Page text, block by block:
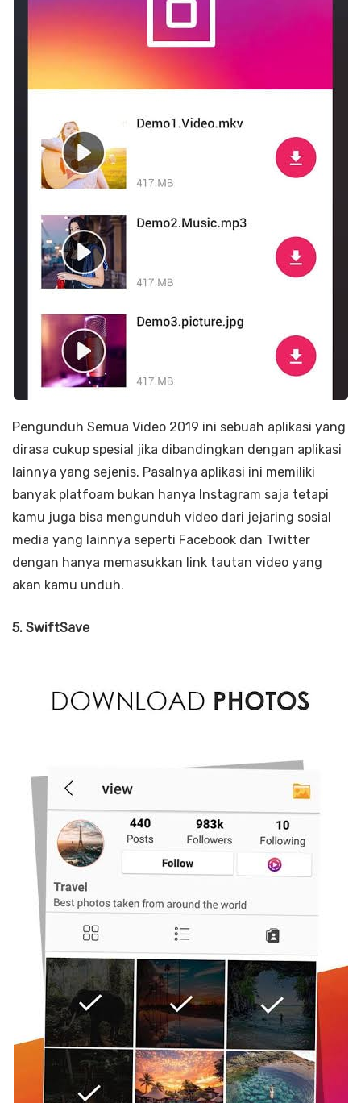
Pengunduh Semua Video 2019 ini sebuah aplikasi yang
dirasa cukup spesial jika dibandingkan dengan aplikasi
lainnya yang sejenis. Pasalnya aplikasi ini memiliki
banyak platfoam bukan hanya Instagram saja tetapi
kamu juga bisa mengunduh video dari jejaring sosial
media yang lainnya seperti Facebook dan Twitter
dengan hanya memasukkan link tautan video yang
akan kamu unduh.
5. SwiftSave